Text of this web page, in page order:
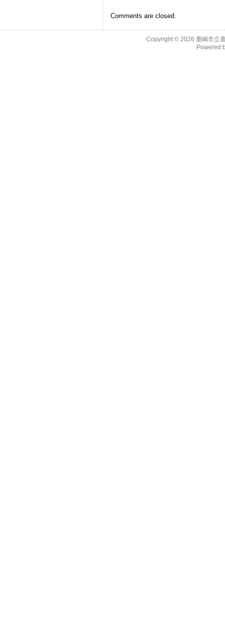
Comments are closed.
Copyright © 2026 鹿嶋市立
Powered